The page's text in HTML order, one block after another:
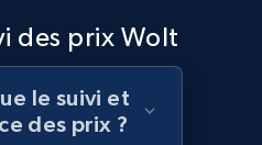
Model number,
name, Manufacturer,
des prix Wolt
le suivi et
des prix ?